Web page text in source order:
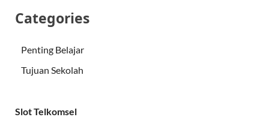
Categories
Penting Belajar
Tujuan Sekolah
Slot Telkomsel